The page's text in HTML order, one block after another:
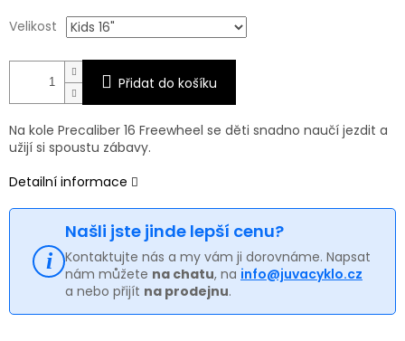
Velikost
Přidat do košíku
Na kole Precaliber 16 Freewheel se děti snadno naučí jezdit a
užijí si spoustu zábavy.
Detailní informace
Našli jste jinde lepší cenu?
Kontaktujte nás a my vám ji dorovnáme. Napsat
nám můžete na chatu, na info@juvacyklo.cz
a nebo přijít na prodejnu.